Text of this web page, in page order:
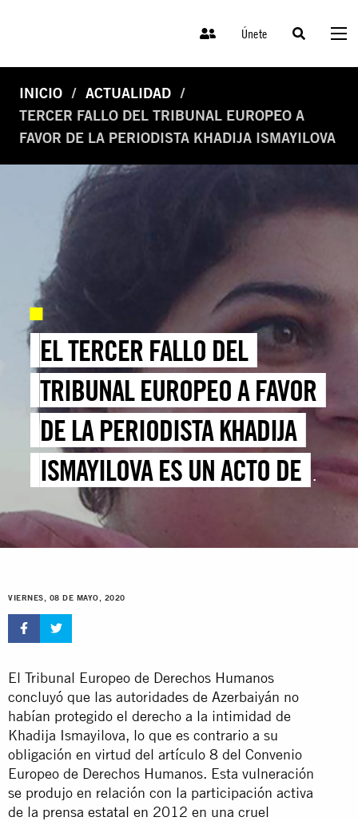
Únete
INICIO
ACTUALIDAD
TERCER FALLO DEL TRIBUNAL EUROPEO A
FAVOR DE LA PERIODISTA KHADIJA ISMAYILOVA
EL TERCER FALLO DEL
TRIBUNAL EUROPEO A FAVOR
DE LA PERIODISTA KHADIJA
ISMAYILOVA ES UN ACTO DE
ACUSACIÓN CONTRA LAS
AUTORIDADES DE
AZERBAIYÁN
VIERNES, 08 DE MAYO, 2020
El Tribunal Europeo de Derechos Humanos
concluyó que las autoridades de Azerbaiyán no
habían protegido el derecho a la intimidad de
Khadija Ismayilova, lo que es contrario a su
obligación en virtud del artículo 8 del Convenio
Europeo de Derechos Humanos. Esta vulneración
se produjo en relación con la participación activa
de la prensa estatal en 2012 en una cruel